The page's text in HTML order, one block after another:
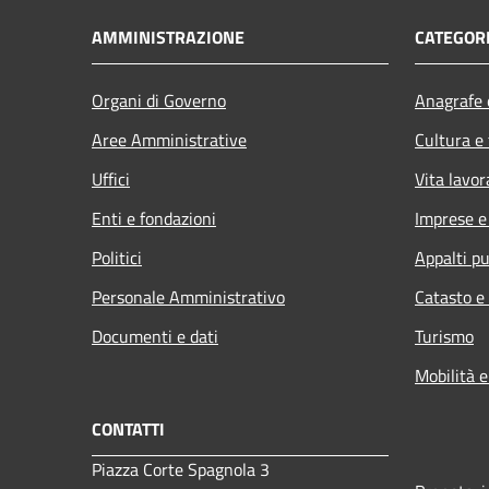
AMMINISTRAZIONE
Organi di Governo
Aree Amministrative
Uffici
Enti e fondazioni
Politici
Personale Amministrativo
Documenti e dati
Cultura
Vita
Imprese
Appalti
Catasto
Turismo
Mobilità
CONTATTI
Piazza Corte Spagnola 3